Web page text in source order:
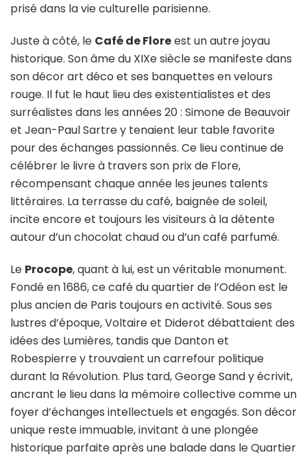
prisé dans la vie culturelle parisienne.
Juste à côté, le Café de Floreest un autre joyau
historique. Son âme du XIXe siècle se manifeste dans
son décor art déco et ses banquettes en velours
rouge. Il fut le haut lieu des existentialistes et des
surréalistes dans les années 20 : Simone de Beauvoir
et Jean-Paul Sartre y tenaient leur table favorite
pour des échanges passionnés. Ce lieu continue de
célébrer le livre à travers son prix de Flore,
récompensant chaque année les jeunes talents
littéraires. La terrasse du café, baignée de soleil,
incite encore et toujours les visiteurs à la détente
autour d’un chocolat chaud ou d’un café parfumé.
Le Procope, quant à lui, est un véritable monument.
Fondé en 1686, ce café du quartier de l’Odéon est le
plus ancien de Paris toujours en activité. Sous ses
lustres d’époque, Voltaire et Diderot débattaient des
idées des Lumières, tandis que Danton et
Robespierre y trouvaient un carrefour politique
durant la Révolution. Plus tard, George Sand y écrivit,
ancrant le lieu dans la mémoire collective comme un
foyer d’échanges intellectuels et engagés. Son décor
unique reste immuable, invitant à une plongée
historique parfaite après une balade dans le Quartier